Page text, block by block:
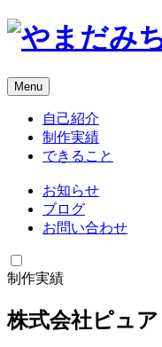
Menu
自己紹介
制作実績
できること
お知らせ
ブログ
お問い合わせ
制作実績
株式会社ピュア